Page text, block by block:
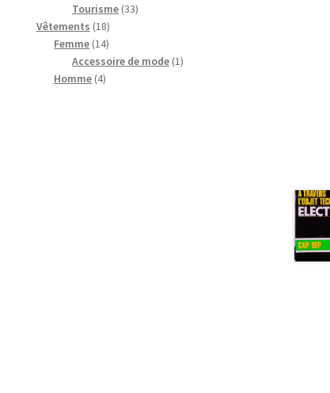
produits
Tourisme 3333
Vêtements 1818
produits
Femme 1414
produits
Accessoire de mode 11
Homme 44